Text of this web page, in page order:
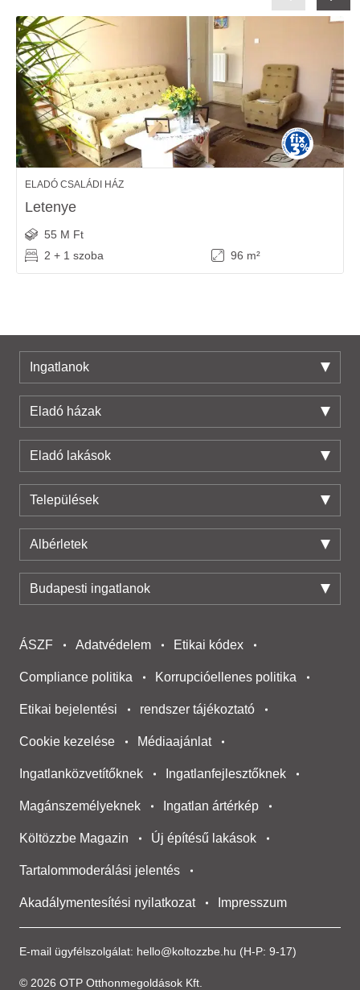
ELADÓ CSALÁDI HÁZ
Letenye
55 M Ft
2 + 1 szoba
96 m²
Ingatlanok
Eladó házak
Eladó lakások
Települések
Albérletek
Budapesti ingatlanok
E-mail ügyfélszolgálat: hello@koltozzbe.hu (H-P: 9-17)
© 2026 OTP Otthonmegoldások Kft.
ÁSZF Adatvédelem Etikai kódex
Compliance politika Korrupcióellenes politika
Etikai bejelentési rendszer tájékoztató
Cookie kezelése Médiaajánlat
Ingatlanközvetítőknek Ingatlanfejlesztőknek
Magánszemélyeknek Ingatlan ártérkép
Költözzbe Magazin Új építésű lakások
Tartalommoderálási jelentés
Akadálymentesítési nyilatkozat Impresszum